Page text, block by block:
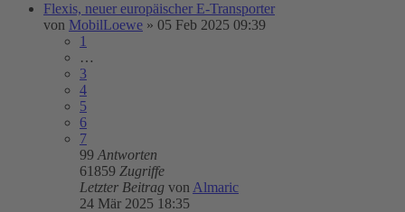
Flexis, neuer europäischer E-Transporter
von MobilLoewe » 05 Feb 2025 09:39
1
…
3
4
5
6
7
99 Antworten
61859 Zugriffe
Letzter Beitrag von Almaric
24 Mär 2025 18:35